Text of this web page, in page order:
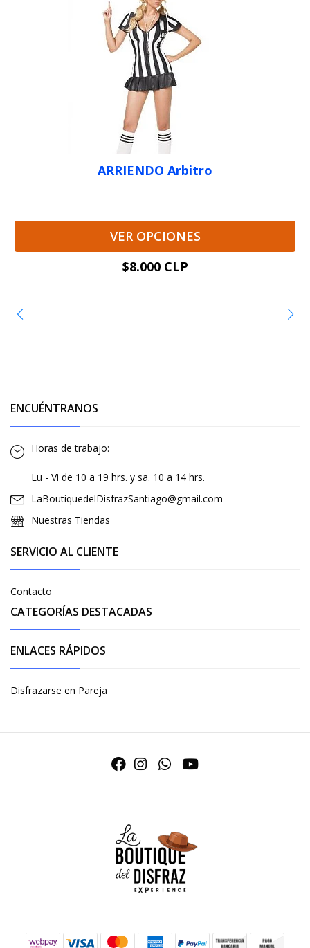
ARRIENDO Arbitro
VER OPCIONES
$8.000 CLP
ENCUÉNTRANOS
Horas de trabajo:
Lu - Vi de 10 a 19 hrs. y sa. 10 a 14 hrs.
LaBoutiquedelDisfrazSantiago@gmail.com
Nuestras Tiendas
SERVICIO AL CLIENTE
Contacto
CATEGORÍAS DESTACADAS
ENLACES RÁPIDOS
Disfrazarse en Pareja